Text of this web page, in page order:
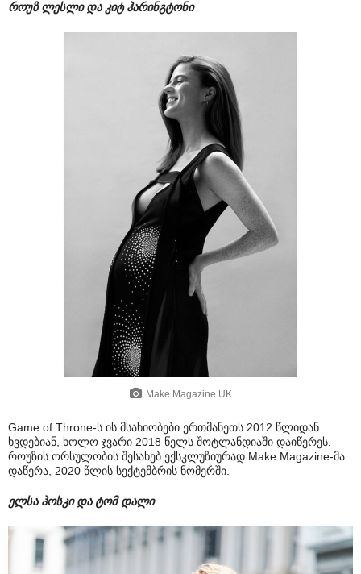
როუზ ლესლი და კიტ ჰარინგტონი
Make Magazine UK
Game of Throne-ს ის მსახიობები ერთმანეთს 2012 წლიდან
ხვდებიან, ხოლო ჯვარი 2018 წელს შოტლანდიაში დაიწერეს.
როუზის ორსულობის შესახებ ექსკლუზიურად Make Magazine-მა
დაწერა, 2020 წლის სექტემბრის ნომერში.
ელსა ჰოსკი და ტომ დალი